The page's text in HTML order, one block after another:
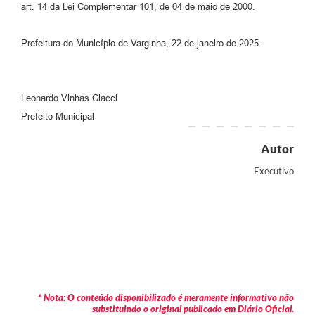
art. 14 da Lei Complementar 101, de 04 de maio de 2000.
Prefeitura do Município de Varginha, 22 de janeiro de 2025.
Leonardo Vinhas Ciacci
Prefeito Municipal
Autor
Executivo
* Nota: O conteúdo disponibilizado é meramente informativo não
substituindo o original publicado em Diário Oficial.